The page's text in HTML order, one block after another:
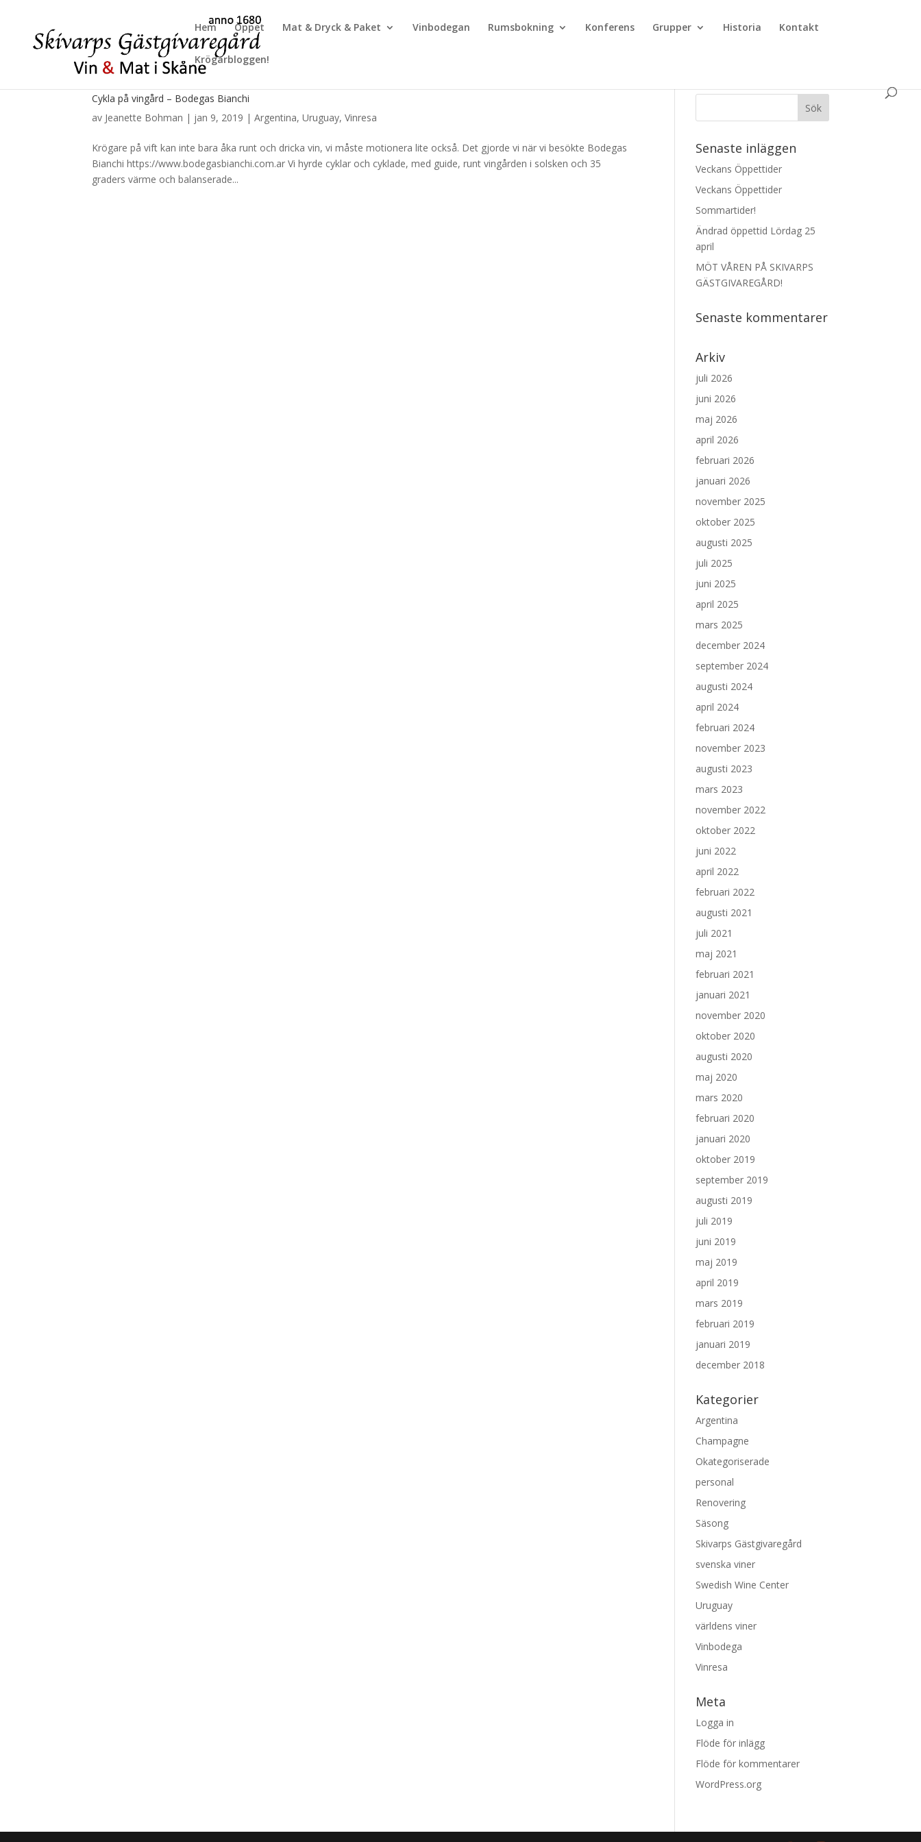
Hem Öppet Mat & Dryck & Paket Vinbodegan Rumsbokning Konferens Grupper Historia Kontakt
Krögarbloggen!
Cykla på vingård – Bodegas Bianchi
av Jeanette Bohman | jan 9, 2019 |Argentina,Uruguay,Vinresa
Krögare på vift kan inte bara åka runt och dricka vin, vi måste motionera lite också. Det gjorde vi när vi besökte Bodegas
Bianchi https://www.bodegasbianchi.com.ar Vi hyrde cyklar och cyklade, med guide, runt vingården i solsken och 35
graders värme och balanserade...
Senaste inläggen
Veckans Öppettider
Veckans Öppettider
Sommartider!
Ändrad öppettid Lördag 25
april
MÖT VÅREN PÅ SKIVARPS
GÄSTGIVAREGÅRD!
Senaste kommentarer
Arkiv
juli 2026
juni 2026
maj 2026
april 2026
februari 2026
januari 2026
november 2025
oktober 2025
augusti 2025
juli 2025
juni 2025
april 2025
mars 2025
december 2024
september 2024
augusti 2024
april 2024
februari 2024
november 2023
augusti 2023
mars 2023
november 2022
oktober 2022
juni 2022
april 2022
februari 2022
augusti 2021
juli 2021
maj 2021
februari 2021
januari 2021
november 2020
oktober 2020
augusti 2020
maj 2020
mars 2020
februari 2020
januari 2020
oktober 2019
september 2019
augusti 2019
juli 2019
juni 2019
maj 2019
april 2019
mars 2019
februari 2019
januari 2019
december 2018
Kategorier
Argentina
Champagne
Okategoriserade
personal
Renovering
Säsong
Skivarps Gästgivaregård
svenska viner
Swedish Wine Center
Uruguay
världens viner
Vinbodega
Vinresa
Meta
Logga in
Flöde för inlägg
Flöde för kommentarer
WordPress.org